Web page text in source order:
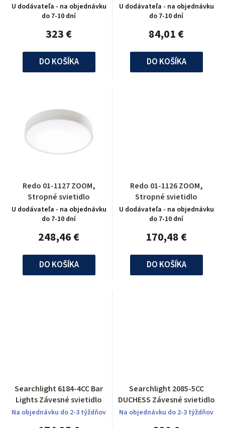
U dodávateľa - na objednávku
do 7-10 dní
323 €
DO KOŠÍKA
U dodávateľa - na objednávku
do 7-10 dní
84,01 €
DO KOŠÍKA
Redo 01-1127 ZOOM,
Stropné svietidlo
U dodávateľa - na objednávku
do 7-10 dní
248,46 €
DO KOŠÍKA
Redo 01-1126 ZOOM,
Stropné svietidlo
U dodávateľa - na objednávku
do 7-10 dní
170,48 €
DO KOŠÍKA
Searchlight 6184-4CC Bar
Lights Závesné svietidlo
Na objednávku do 2-3 týždňov
Searchlight 2085-5CC
DUCHESS Závesné svietidlo
Na objednávku do 2-3 týždňov